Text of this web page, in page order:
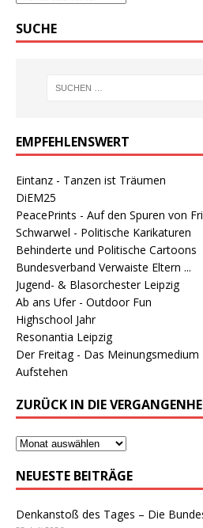
SUCHE
EMPFEHLENSWERT
Eintanz - Tanzen ist Träumen
DiEM25
PeacePrints - Auf den Spuren von
Schwarwel - Politische Karikaturen
Behinderte und Politische Cartoons
Bundesverband Verwaiste Eltern ...
Jugend- & Blasorchester Leipzig
Ab ans Ufer - Outdoor Fun
Highschool Jahr
Resonantia Leipzig
Der Freitag - Das Meinungsmedium
Aufstehen
ZURÜCK IN DIE
NEUESTE BEITRÄGE
Denkanstoß des Tages – Die